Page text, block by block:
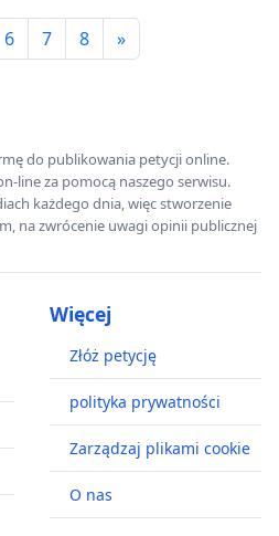
6 7 8 »
do publikowania petycji online.
line za pomocą naszego serwisu.
każdego dnia, więc stworzenie
na zwrócenie uwagi opinii publicznej
Więcej
Złóż petycję
polityka prywatności
Zarządzaj plikami cookie
O nas